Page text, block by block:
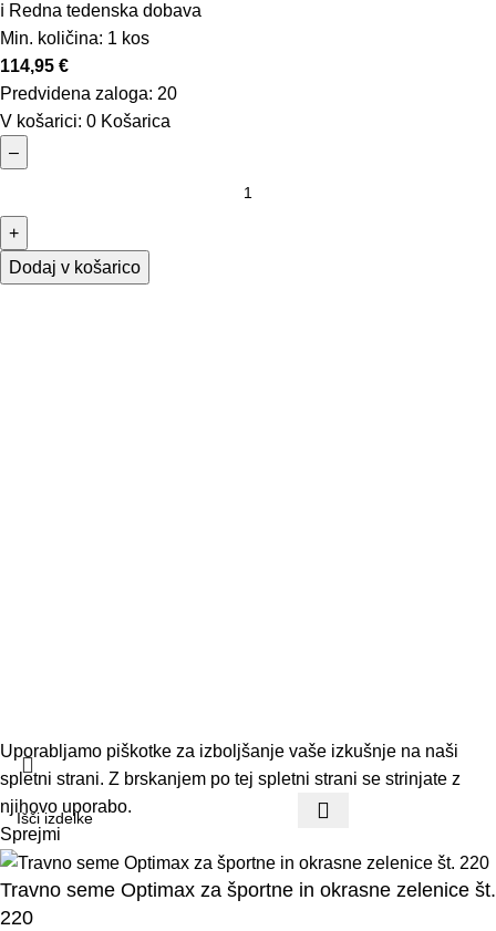
ℹ️ Redna tedenska dobava
Min. količina: 1 kos
114,95 €
Predvidena zaloga: 20
V košarici: 0 Košarica
–
+
Dodaj v košarico
Uporabljamo piškotke za izboljšanje vaše izkušnje na naši
spletni strani. Z brskanjem po tej spletni strani se strinjate z
njihovo uporabo.
Sprejmi
Travno seme Optimax za športne in okrasne zelenice št.
220